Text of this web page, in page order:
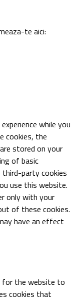
te aici:
while you
cookies, the
stored on your
of basic
party cookies
use this website.
only with your
of these cookies.
have an effect
for the website to
cookies that